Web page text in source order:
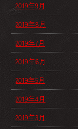
2019年9月
2019年8月
2019年7月
2019年6月
2019年5月
2019年4月
2019年3月